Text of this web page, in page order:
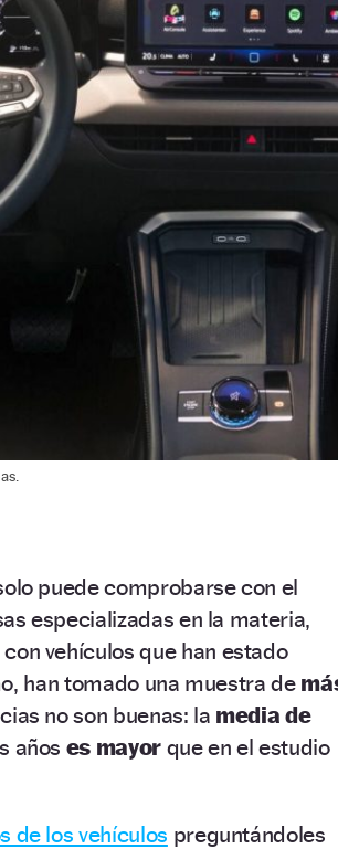
puede comprobarse con el
especializadas en la materia,
vehículos que han estado
han tomado una muestra de
no son buenas: la media de
años es mayorque en el estudio
de los vehículos preguntándoles